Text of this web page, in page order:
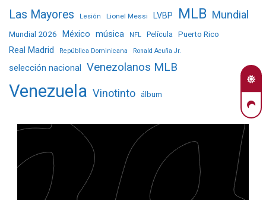
Las Mayores Lesión Lionel Messi LVBP MLB Mundial
Mundial 2026 México música NFL Película Puerto Rico
Real Madrid República Dominicana Ronald Acuña Jr.
selección nacional Venezolanos MLB
Venezuela Vinotinto álbum